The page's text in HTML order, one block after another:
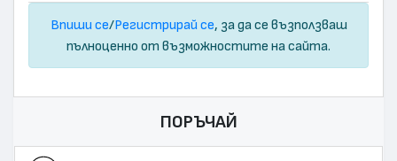
Впиши се/Регистрирай се, за да се възползваш
пълноценно от възможностите на сайта.
ПОРЪЧАЙ